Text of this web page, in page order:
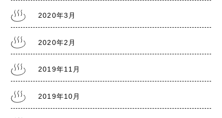
2020年3月
2020年2月
2019年11月
2019年10月